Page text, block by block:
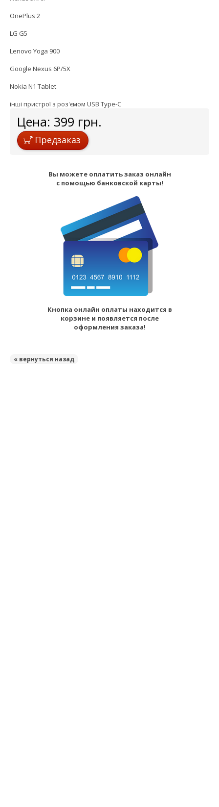
OnePlus 2
LG G5
Lenovo Yoga 900
Google Nexus 6P/5X
Nokia N1 Tablet
інші пристрої з роз'ємом USB Type-C
Цена: 399 грн.
Предзаказ
Вы можете оплатить заказ онлайн
с помощью банковской карты!
Кнопка онлайн оплаты находится в
корзине и появляется после
оформления заказа!
« вернуться назад